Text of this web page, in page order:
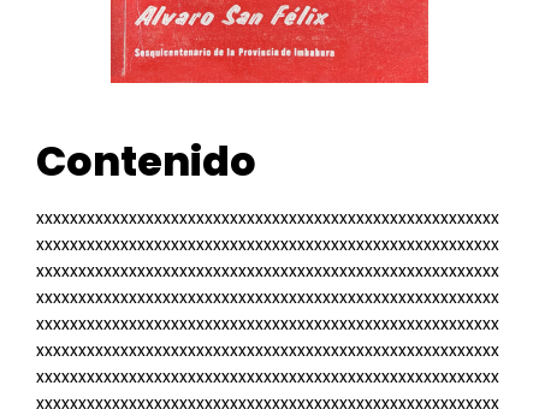
Contenido
xxxxxxxxxxxxxxxxxxxxxxxxxxxxxxxxxxxxxxxxxxxxxxxxxxxxxxx
xxxxxxxxxxxxxxxxxxxxxxxxxxxxxxxxxxxxxxxxxxxxxxxxxxxxxxx
xxxxxxxxxxxxxxxxxxxxxxxxxxxxxxxxxxxxxxxxxxxxxxxxxxxxxxx
xxxxxxxxxxxxxxxxxxxxxxxxxxxxxxxxxxxxxxxxxxxxxxxxxxxxxxx
xxxxxxxxxxxxxxxxxxxxxxxxxxxxxxxxxxxxxxxxxxxxxxxxxxxxxxx
xxxxxxxxxxxxxxxxxxxxxxxxxxxxxxxxxxxxxxxxxxxxxxxxxxxxxxx
xxxxxxxxxxxxxxxxxxxxxxxxxxxxxxxxxxxxxxxxxxxxxxxxxxxxxxx
xxxxxxxxxxxxxxxxxxxxxxxxxxxxxxxxxxxxxxxxxxxxxxxxxxxxxxx